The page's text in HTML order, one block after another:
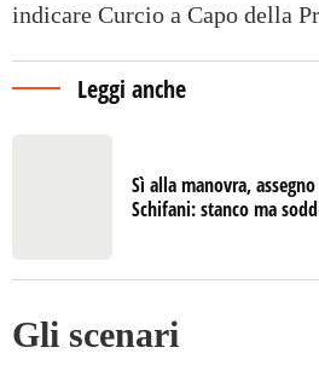
indicare Curcio a Capo della
Leggi anche
Sì alla manovra,
Schifani: stanco ma
Gli scenari